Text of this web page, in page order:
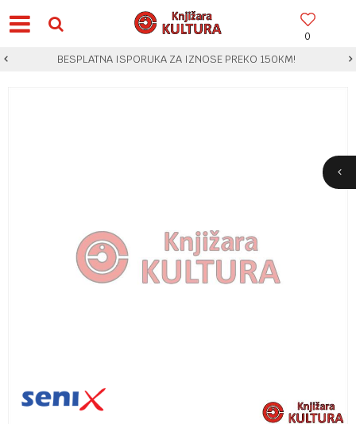
0
BESPLATNA ISPORUKA ZA IZNOSE PREKO 150KM!